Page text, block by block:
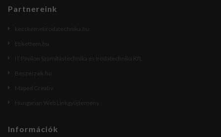
Partnereink
kecskemetirodatechnika.hu
Etikettem.hu
IT Pavilon Számítástechnika és Irodatechnika Kft.
Beszerzek.hu
Maped Creativ
Hungarian Web Linkgyűjtemény
Információk